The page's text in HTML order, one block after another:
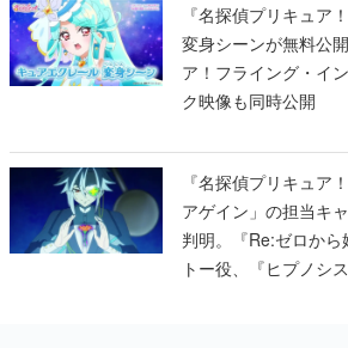
『名探偵プリキュア
変身シーンが無料公
ア！フライング・イ
ク映像も同時公開
『名探偵プリキュア
アゲイン」の担当キ
判明。『Re:ゼロか
トー役、『ヒプノシ